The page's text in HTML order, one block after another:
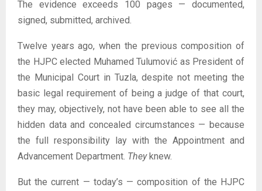
The evidence exceeds 100 pages — documented,
signed, submitted, archived.
Twelve years ago, when the previous composition of
the HJPC elected Muhamed Tulumović as President of
the Municipal Court in Tuzla, despite not meeting the
basic legal requirement of being a judge of that court,
they may, objectively, not have been able to see all the
hidden data and concealed circumstances — because
the full responsibility lay with the Appointment and
Advancement Department. Theyknew.
But the current — today’s — composition of the HJPC